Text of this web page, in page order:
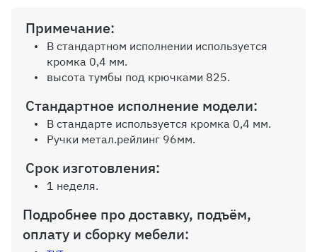
Примечание:
В стандартном исполнении используется
кромка 0,4 мм.
высота тумбы под крючками 825.
Стандартное исполнение модели:
В стандарте используется кромка 0,4 мм.
Ручки метал.рейлинг 96мм.
Срок изготовления:
1 неделя.
Подробнее про доставку, подъём,
оплату и сборку мебели: